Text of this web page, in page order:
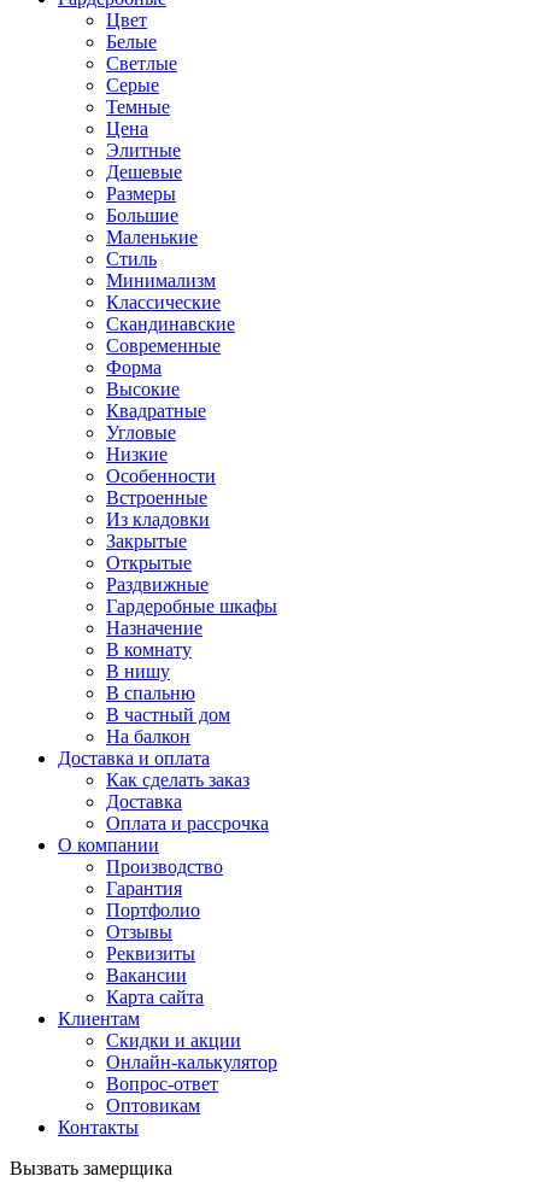
Цвет
Белые
Светлые
Серые
Темные
Цена
Элитные
Дешевые
Размеры
Большие
Маленькие
Стиль
Минимализм
Классические
Скандинавские
Современные
Форма
Высокие
Квадратные
Угловые
Низкие
Особенности
Встроенные
Из кладовки
Закрытые
Открытые
Раздвижные
Гардеробные шкафы
Назначение
В комнату
В нишу
В спальню
В частный дом
На балкон
Доставка и оплата
Как сделать заказ
Доставка
Оплата и рассрочка
О компании
Производство
Гарантия
Портфолио
Отзывы
Реквизиты
Вакансии
Карта сайта
Клиентам
Скидки и акции
Онлайн-калькулятор
Вопрос-ответ
Оптовикам
Контакты
Вызвать замерщика